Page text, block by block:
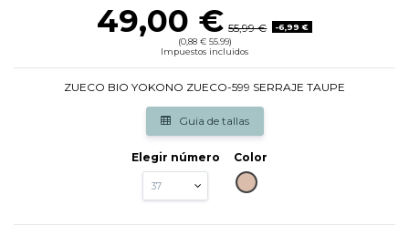
49,00 € 55,99 €
-6,99 €
(0,88 € 55.99)
Impuestos incluidos
ZUECO BIO YOKONO ZUECO-599 SERRAJE TAUPE
Guia de tallas
Elegir número
Color
TAUPE